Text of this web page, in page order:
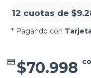
12 cuotas de
* Pagando con
$70.998